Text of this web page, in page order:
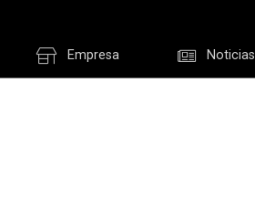
Empresa Noticias